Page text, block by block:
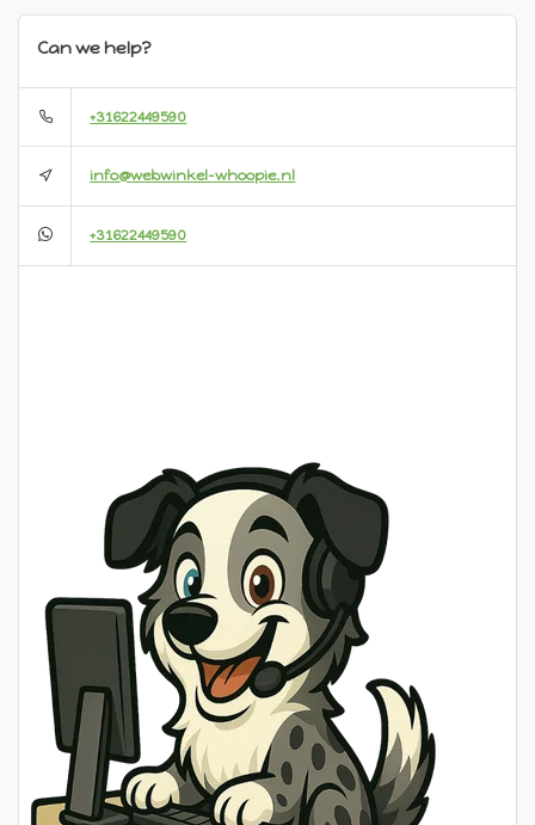
Can we help?
+31622449590
info@webwinkel-whoopie.nl
+31622449590